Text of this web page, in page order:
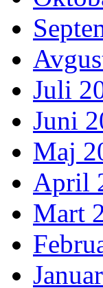
Juli
Juni
Maj
April
Mart